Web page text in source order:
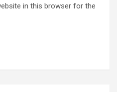
in this browser for the